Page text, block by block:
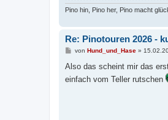
Pino hin, Pino her, Pino macht
Re: Pinotouren 2026 -
B
i
r
von Hund_und_Hase»
Also das scheint mir das
einfach vom Teller rutschen